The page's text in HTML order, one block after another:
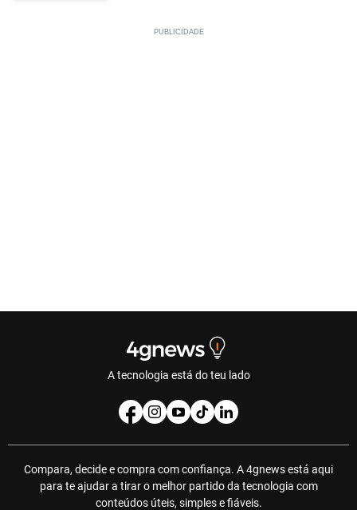
A tecnologia está do teu lado
Compara, decide e compra com confiança. A 4gnews está aqui
para te ajudar a tirar o melhor partido da tecnologia com
conteúdos úteis, simples e fiáveis.